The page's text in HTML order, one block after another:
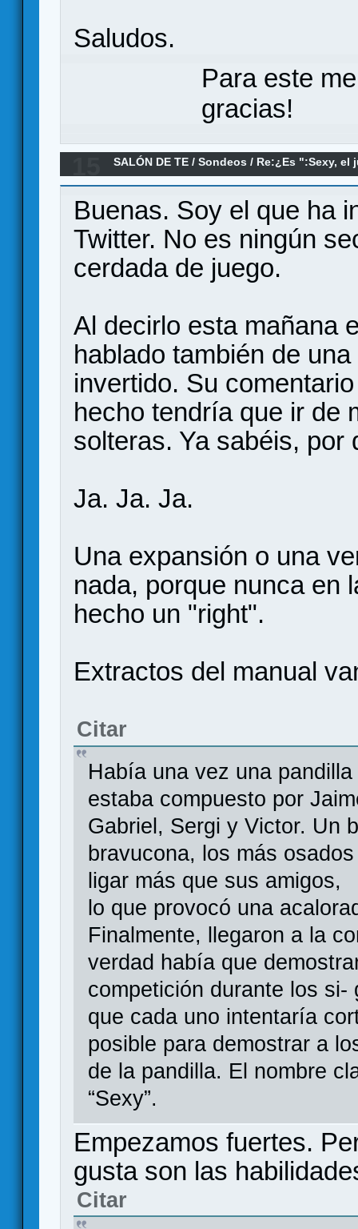
Saludos.
Para este
gracias!
SALÓN DE TE /Sondeos / Re:¿Es ":Sexy, el
Buenas. Soy el que ha
Twitter. No es ningún
cerdada de juego.
Al decirlo esta mañana
hablado también de
invertido. Su
hecho tendría que ir de
solteras. Ya sabéis, por
Ja. Ja. Ja.
Una expansión o una
nada, porque nunca en
hecho un "right".
Extractos del manual
Citar
Había una vez una
estaba compuesto por
Gabriel, Sergi y Victor. Un
bravucona, los más
ligar más que sus amigos,
lo que provocó una
Finalmente, llegaron a la
verdad había que
competición durante los
que cada uno intentaría
posible para demostrar a
de la pandilla. El nombre
“Sexy”.
Empezamos fuertes.
gusta son las
Citar